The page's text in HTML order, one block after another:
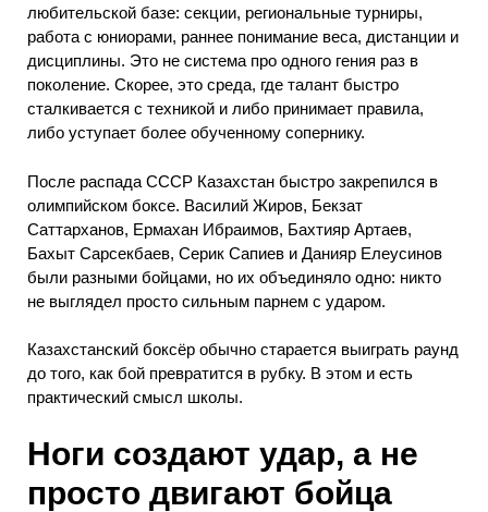
любительской базе: секции, региональные турниры,
работа с юниорами, раннее понимание веса, дистанции и
дисциплины. Это не система про одного гения раз в
поколение. Скорее, это среда, где талант быстро
сталкивается с техникой и либо принимает правила,
либо уступает более обученному сопернику.
После распада СССР Казахстан быстро закрепился в
олимпийском боксе. Василий Жиров, Бекзат
Саттарханов, Ермахан Ибраимов, Бахтияр Артаев,
Бахыт Сарсекбаев, Серик Сапиев и Данияр Елеусинов
были разными бойцами, но их объединяло одно: никто
не выглядел просто сильным парнем с ударом.
Казахстанский боксёр обычно старается выиграть раунд
до того, как бой превратится в рубку. В этом и есть
практический смысл школы.
Ноги создают удар, а не
просто двигают бойца